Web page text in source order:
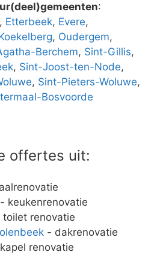
:
, Etterbeek, Evere,
, Oudergem,
Berchem, Sint-Gillis,
, Sint-Joost-ten-Node,
, Sint-Pieters-Woluwe,
Bosvoorde
offertes uit:
- keukenrenovatie
toilet renovatie
- dakrenovatie
renovatie